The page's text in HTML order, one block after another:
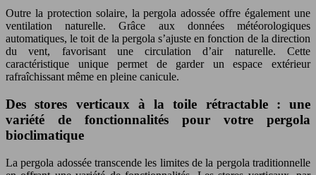
Outre la protection solaire, la pergola adossée offre également une
ventilation naturelle. Grâce aux données météorologiques
automatiques, le toit de la pergola s’ajuste en fonction de la direction
du vent, favorisant une circulation d’air naturelle. Cette
caractéristique unique permet de garder un espace extérieur
rafraîchissant même en pleine canicule.
Des stores verticaux à la toile rétractable : une
variété de fonctionnalités pour votre pergola
bioclimatique
La pergola adossée transcende les limites de la pergola traditionnelle